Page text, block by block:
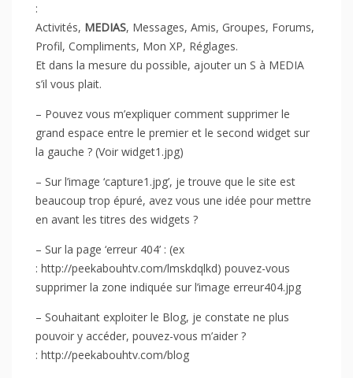
:
Activités, MEDIAS, Messages, Amis, Groupes, Forums,
Profil, Compliments, Mon XP, Réglages.
Et dans la mesure du possible, ajouter un S à MEDIA
s’il vous plait.
– Pouvez vous m’expliquer comment supprimer le
grand espace entre le premier et le second widget sur
la gauche ? (Voir widget1.jpg)
– Sur l’image ‘capture1.jpg’, je trouve que le site est
beaucoup trop épuré, avez vous une idée pour mettre
en avant les titres des widgets ?
– Sur la page ‘erreur 404’ : (ex
: http://peekabouhtv.com/lmskdqlkd) pouvez-vous
supprimer la zone indiquée sur l’image erreur404.jpg
– Souhaitant exploiter le Blog, je constate ne plus
pouvoir y accéder, pouvez-vous m’aider ?
: http://peekabouhtv.com/blog